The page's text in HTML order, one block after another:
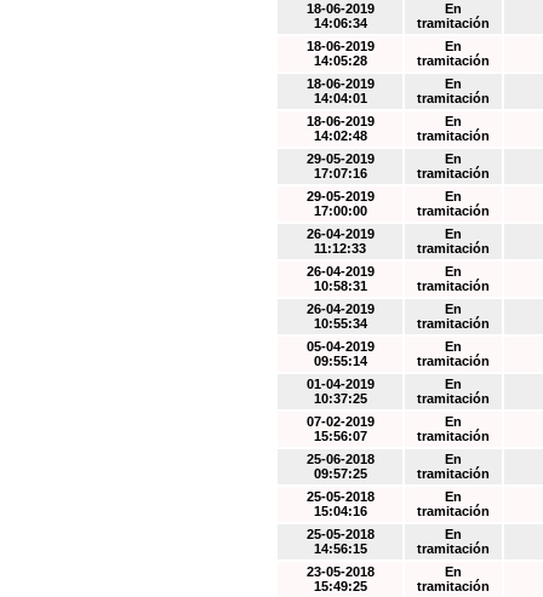
18-06-2019
14:06:34
En
tramitación
18-06-2019
14:05:28
En
tramitación
18-06-2019
14:04:01
En
tramitación
18-06-2019
14:02:48
En
tramitación
29-05-2019
17:07:16
En
tramitación
29-05-2019
17:00:00
En
tramitación
26-04-2019
11:12:33
En
tramitación
26-04-2019
10:58:31
En
tramitación
26-04-2019
10:55:34
En
tramitación
05-04-2019
09:55:14
En
tramitación
01-04-2019
10:37:25
En
tramitación
07-02-2019
15:56:07
En
tramitación
25-06-2018
09:57:25
En
tramitación
25-05-2018
15:04:16
En
tramitación
25-05-2018
14:56:15
En
tramitación
23-05-2018
15:49:25
En
tramitación